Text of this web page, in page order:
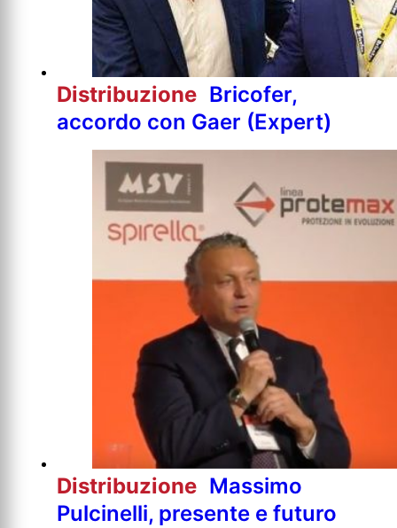
Distribuzione Bricofer,
accordo con Gaer (Expert)
Distribuzione Massimo
Pulcinelli, presente e futuro